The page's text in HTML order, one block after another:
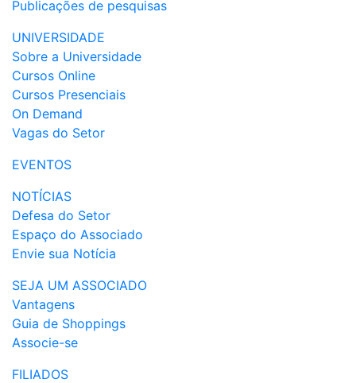
Publicações de pesquisas
UNIVERSIDADE
Sobre a Universidade
Cursos Online
Cursos Presenciais
On Demand
Vagas do Setor
EVENTOS
NOTÍCIAS
Defesa do Setor
Espaço do Associado
Envie sua Notícia
SEJA UM ASSOCIADO
Vantagens
Guia de Shoppings
Associe-se
FILIADOS